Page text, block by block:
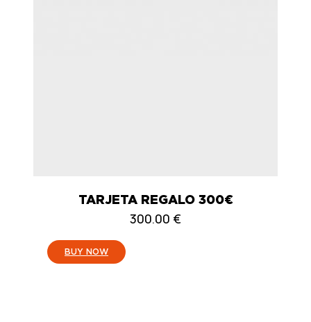
TARJETA REGALO 300€
300.00 €
BUY NOW:
TARJETA